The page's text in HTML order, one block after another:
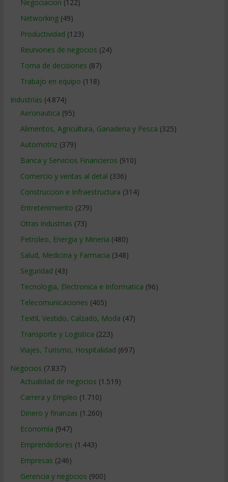
Negociacion (122)
Networking(49)
Productividad (123)
Reuniones de negocios (24)
Toma de decisiones (87)
Trabajo en equipo (118)
Industrias (4.874)
Aeronautica (95)
Alimentos, Agricultura, Ganaderia y Pesca (325)
Automotriz(379)
Banca y Servicios Financieros (910)
Comercio y ventas al detal (336)
Construccion e Infraestructura (314)
Entretenimiento (279)
Otras industrias (73)
Petroleo, Energia y Mineria (480)
Salud, Medicina y Farmacia (348)
Seguridad (43)
Tecnologia, Electronica e Informatica (96)
Telecomunicaciones (405)
Textil, Vestido, Calzado, Moda (47)
Transporte y Logistica (223)
Viajes, Turismo, Hospitalidad (697)
Negocios (7.837)
Actualidad de negocios (1.519)
Carrera y Empleo (1.710)
Dinero y finanzas (1.260)
Economía (947)
Emprendedores (1.443)
Empresas (246)
Gerencia y negocios (900)